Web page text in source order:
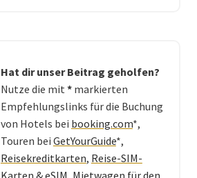
Hat dir unser Beitrag geholfen?
Nutze die mit *markierten
Empfehlungslinks für die Buchung
von Hotels bei booking.com*,
Touren bei GetYourGuide*,
Reisekreditkarten, Reise-SIM-